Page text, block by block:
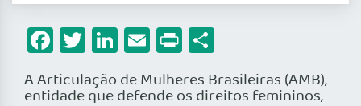
Facebook
Twitter
LinkedIn
Email
Print
A Articulação de Mulheres Brasileiras (AMB),
entidade que defende os direitos femininos,